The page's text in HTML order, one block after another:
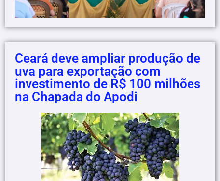
Ceará deve ampliar produção de
uva para exportação com
investimento de R$ 100 milhões
na Chapada do Apodi